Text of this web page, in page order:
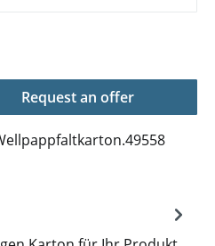
Enter the desired
Request an offer